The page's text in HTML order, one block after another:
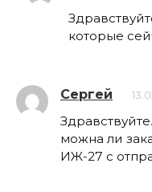
которые
Сергей
можна ли
ИЖ-27 с